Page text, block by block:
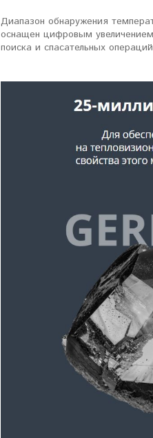
Диапазон обнаружения
оснащен цифровым
поиска и спасательных